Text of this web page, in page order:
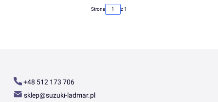
Strona z 1
+48 512 173 706
sklep@suzuki-ladmar.pl